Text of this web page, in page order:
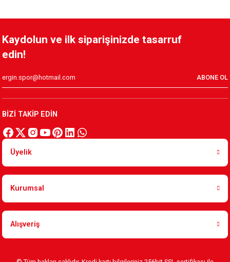
Kaydolun ve ilk siparişinizde tasarruf
edin!
ABONE OL
BİZİ TAKİP EDİN
Üyelik
Kurumsal
Alışveriş